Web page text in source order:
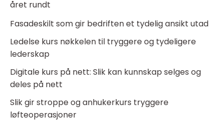
året rundt
Fasadeskilt som gir bedriften et tydelig ansikt utad
Ledelse kurs nøkkelen til tryggere og tydeligere
lederskap
Digitale kurs på nett: Slik kan kunnskap selges og
deles på nett
Slik gir stroppe og anhukerkurs tryggere
løfteoperasjoner